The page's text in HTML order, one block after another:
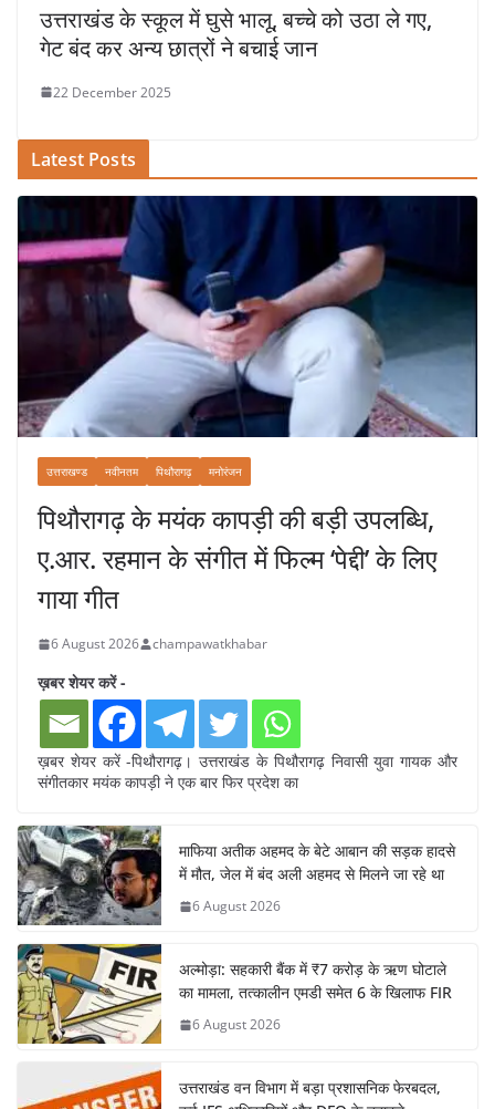
उत्तराखंड के स्कूल में घुसे भालू, बच्चे को उठा ले गए,
गेट बंद कर अन्य छात्रों ने बचाई जान
22 December 2025
Latest Posts
उत्तराखण्ड नवीनतम पिथौरागढ़ मनोरंजन
पिथौरागढ़ के मयंक कापड़ी की बड़ी उपलब्धि,
ए.आर. रहमान के संगीत में फिल्म ‘पेद्दी’ के लिए
गाया गीत
6 August 2026 champawatkhabar
ख़बर शेयर करें -
ख़बर शेयर करें -पिथौरागढ़। उत्तराखंड के पिथौरागढ़ निवासी युवा गायक और
संगीतकार मयंक कापड़ी ने एक बार फिर प्रदेश का
माफिया अतीक अहमद के बेटे आबान की सड़क हादसे
में मौत, जेल में बंद अली अहमद से मिलने जा रहे था
6 August 2026
अल्मोड़ा: सहकारी बैंक में ₹7 करोड़ के ऋण घोटाले
का मामला, तत्कालीन एमडी समेत 6 के खिलाफ FIR
6 August 2026
उत्तराखंड वन विभाग में बड़ा प्रशासनिक फेरबदल,